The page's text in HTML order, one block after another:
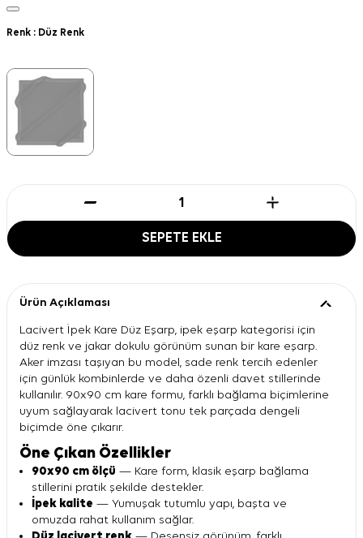
Renk : Düz Renk
SEPETE EKLE
Ürün Açıklaması
Lacivert İpek Kare Düz Eşarp, ipek eşarp kategorisi için
düz renk ve jakar dokulu görünüm sunan bir kare eşarp.
Aker imzası taşıyan bu model, sade renk tercih edenler
için günlük kombinlerde ve daha özenli davet stillerinde
kullanılır. 90x90 cm kare formu, farklı bağlama biçimlerine
uyum sağlayarak lacivert tonu tek parçada dengeli
biçimde öne çıkarır.
Öne Çıkan Özellikler
90x90 cm ölçü — Kare form, klasik eşarp bağlama
stillerini pratik şekilde destekler.
İpek kalite — Yumuşak tutumlu yapı, başta ve
omuzda rahat kullanım sağlar.